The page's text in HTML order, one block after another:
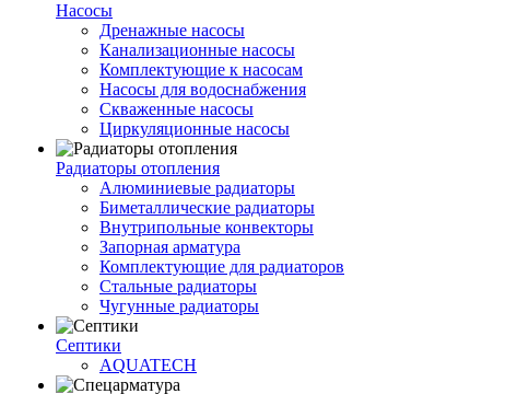
Насосы
Дренажные насосы
Канализационные насосы
Комплектующие к насосам
Насосы для водоснабжения
Скваженные насосы
Циркуляционные насосы
Радиаторы отопления
Алюминиевые радиаторы
Биметаллические радиаторы
Внутрипольные конвекторы
Запорная арматура
Комплектующие для радиаторов
Стальные радиаторы
Чугунные радиаторы
Септики
AQUATECH